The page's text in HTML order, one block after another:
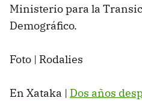
Ministerio para la
Demográfico.
Foto | Rodalies
En Xataka | Dos años